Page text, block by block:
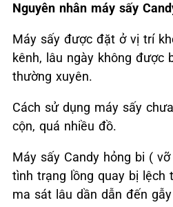
Nguyên nhân máy sấy
Máy sấy được đặt ở vị trí
kênh, lâu ngày không được
thường xuyên.
Cách sử dụng máy sấy
cộn, quá nhiều đồ.
Máy sấy Candy hỏng bi (
tình trạng lồng quay bị lệch
ma sát lâu dần dẫn đến